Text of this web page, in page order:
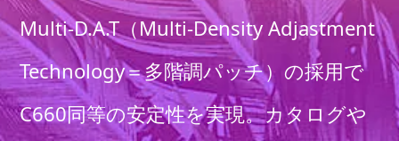
Multi-D.A.T（Multi-Density Adjastment
Technology＝多階調パッチ）の採用で
C660同等の安定性を実現。カタログや